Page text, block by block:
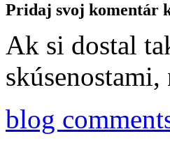
Pridaj svoj komentár
Ak si dostal
blog